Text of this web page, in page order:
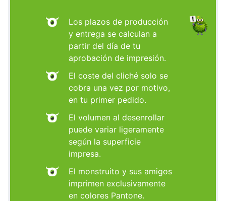
Los plazos de producción
y entrega se calculan a
partir del día de tu
aprobación de impresión.
El coste del cliché solo se
cobra una vez por motivo,
en tu primer pedido.
El volumen al desenrollar
puede variar ligeramente
según la superficie
impresa.
El monstruito y sus amigos
imprimen exclusivamente
en colores Pantone.